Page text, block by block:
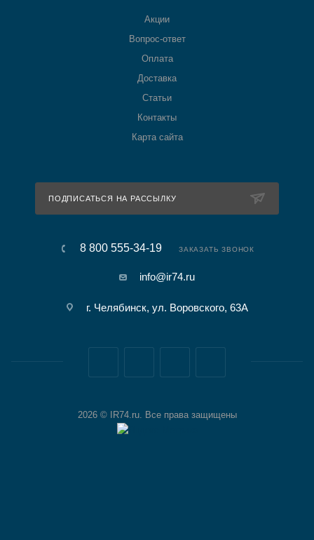
Акции
Вопрос-ответ
Оплата
Доставка
Статьи
Контакты
Карта сайта
ПОДПИСАТЬСЯ НА РАССЫЛКУ
8 800 555-34-19 ЗАКАЗАТЬ ЗВОНОК
info@ir74.ru
г. Челябинск, ул. Воровского, 63А
2026 © IR74.ru. Все права защищены